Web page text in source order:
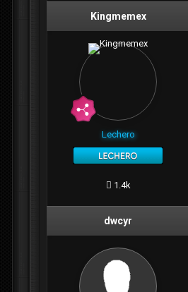
Kingmemex
Lechero
1.4k
dwcyr